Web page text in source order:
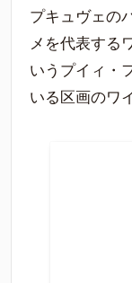
プキュヴェの
メを代表する
いうプイィ・
いる区画のワ